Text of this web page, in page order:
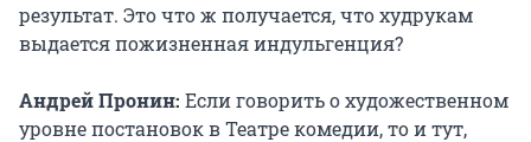
результат. Это что ж получается, что худрукам
выдается пожизненная индульгенция?
Андрей Пронин: Если говорить о художественном
уровне постановок в Театре комедии, то и тут,